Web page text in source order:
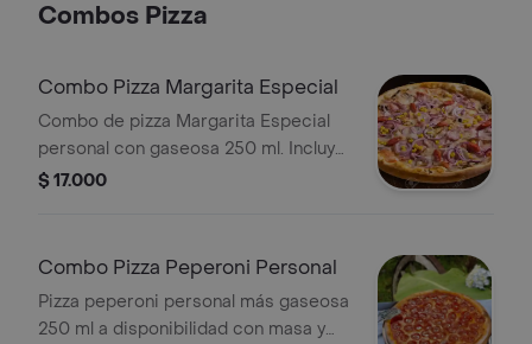
Combos Pizza
Combo Pizza Margarita Especial
Combo de pizza Margarita Especial
personal con gaseosa 250 ml. Incluye
masa y salsa napolitana de la casa,
$ 17.000
Combo Pizza Peperoni Personal
Pizza peperoni personal más gaseosa
250 ml a disponibilidad con masa y